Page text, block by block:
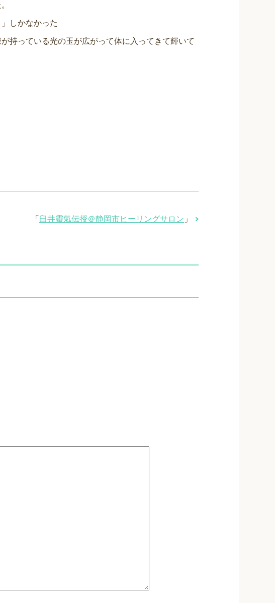
しかなかった
持っている光の玉が広がって体に入ってきて輝いて
「 臼井靈氣伝授＠静岡市ヒーリングサロン 」